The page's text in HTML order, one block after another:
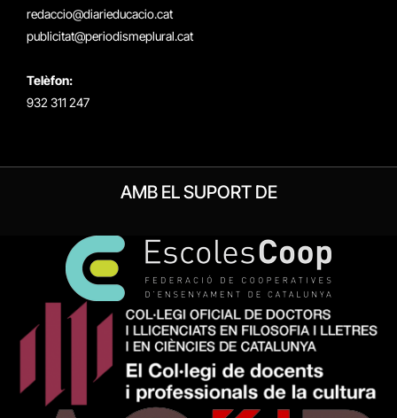
redaccio@diarieducacio.cat
publicitat@periodismeplural.cat
Telèfon:
932 311 247
AMB EL SUPORT DE